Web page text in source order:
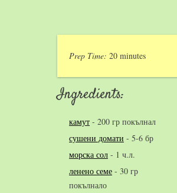
Prep Time: 20 minutes
Ingredients:
камут- 200 гр покълнал
сушени домати - 5-6 бр
морска сол- 1 ч.л.
ленено семе- 30 гр
покълнало